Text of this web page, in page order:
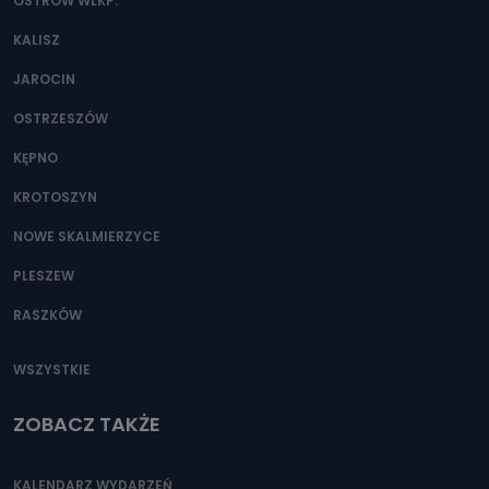
Można to zrobić pod numerem telefonu 62 735-51-05 lub
e-mailowo pod adresem: poczta@tvproart.pl
KALISZ
JAROCIN
OSTRZESZÓW
KĘPNO
KROTOSZYN
NOWE SKALMIERZYCE
PLESZEW
RASZKÓW
WSZYSTKIE
ZOBACZ TAKŻE
KALENDARZ WYDARZEŃ